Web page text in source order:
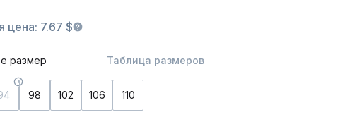
цена: 7.67 $
размер Таблица размеров
98 102 106 110